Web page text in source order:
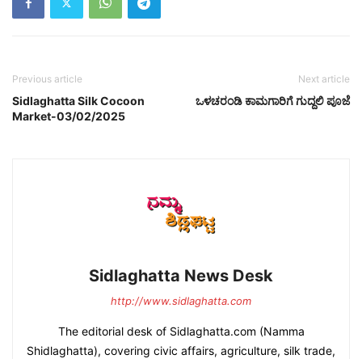
Previous article
Sidlaghatta Silk Cocoon
Market-03/02/2025
Next article
ಒಳಚರಂಡಿ ಕಾಮಗಾರಿಗೆ ಗುದ್ದಲಿ ಪೂಜೆ
Sidlaghatta News Desk
http://www.sidlaghatta.com
The editorial desk of Sidlaghatta.com (Namma
Shidlaghatta), covering civic affairs, agriculture, silk trade,